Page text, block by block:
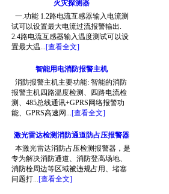
火灾探测器
一.功能 1.2路电流互感器输入电流测
试可以设置最大电流过流报警输出.
2.4路电流互感器输入温度测试可以设
置最大温...[查看全文]
智能用电消防报警主机
消防报警主机主要功能: 智能的消防
报警主机四路温度检测、四路电流检
测、485总线通讯+GPRS网络报警功
能、GPRS高速网...[查看全文]
激光雷达检测消防通道防占压报警器
本激光雷达消防占压检测报警器，是
专为解决消防通道、消防登高场地、
消防栓周边等区域被违规占用、堵塞
问题打...[查看全文]